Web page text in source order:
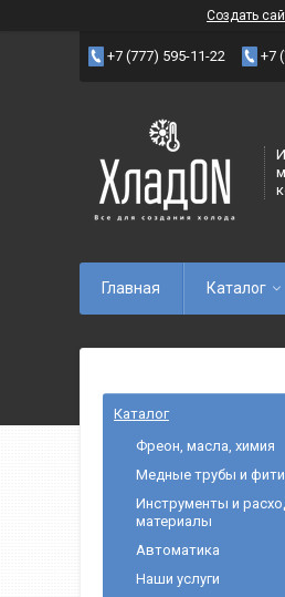
Создать
+7 (777) 595-11-22 +7
Главная Каталог
Каталог
Фреон, масла, химия
Медные трубы и
Инструменты и
материалы
Автоматика
Наши услуги